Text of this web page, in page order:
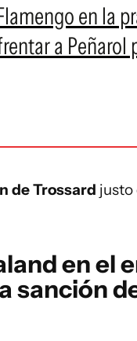
en la
a Peñarol
de Trossard justo
en el
sanción